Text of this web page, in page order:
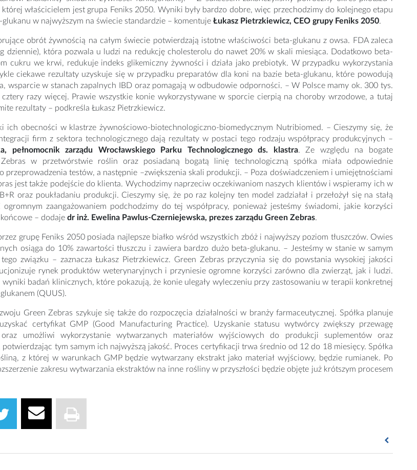
właścicielem jest grupa Feniks 2050. Wyniki były bardzo dobre, więc przechodzimy do kolejnego etapu
w najwyższym na świecie standardzie – komentuje Łukasz Pietrzkiewicz, CEO grupy Feniks 2050.
obrót żywnością na całym świecie potwierdzają istotne właściwości beta-glukanu z owsa. FDA zaleca
dziennie), która pozwala u ludzi na redukcję cholesterolu do nawet 20% w skali miesiąca. Dodatkowo beta-
cukru we krwi, redukuje indeks glikemiczny żywności i działa jako prebiotyk. W przypadku wykorzystania
ciekawe rezultaty uzyskuje się w przypadku preparatów dla koni na bazie beta-glukanu, które powodują
wsparcie w stanach zapalnych IBD oraz pomagają w odbudowie odporności. – W Polsce mamy ok. 300 tys.
razy więcej. Prawie wszystkie konie wykorzystywane w sporcie cierpią na choroby wrzodowe, a tutaj
rezultaty – podkreśla Łukasz Pietrzkiewicz.
ich obecności w klastrze żywnościowo-biotechnologiczno-biomedycznym Nutribiomed. – Cieszymy się, że
firm z sektora technologicznego dają rezultaty w postaci tego rodzaju współpracy produkcyjnych –
pełnomocnik zarządu Wrocławskiego Parku Technologicznego ds. klastra. Ze względu na bogate
w przetwórstwie roślin oraz posiadaną bogatą linię technologiczną spółka miała odpowiednie
przeprowadzenia testów, a następnie –zwiększenia skali produkcji. – Poza doświadczeniem i umiejętnościami
jest także podejście do klienta. Wychodzimy naprzeciw oczekiwaniom naszych klientów i wspieramy ich w
oraz poukładaniu produkcji. Cieszymy się, że po raz kolejny ten model zadziałał i przełożył się na stałą
zaangażowaniem podchodzimy do tej współpracy, ponieważ jesteśmy świadomi, jakie korzyści
– dodaje dr inż. Ewelina Pawlus-Czerniejewska, prezes zarządu Green Zebras.
grupę Feniks 2050 posiada najlepsze białko wśród wszystkich zbóż i najwyższy poziom tłuszczów. Owies
osiąga do 10% zawartości tłuszczu i zawiera bardzo dużo beta-glukanu. – Jesteśmy w stanie w samym
związku – zaznacza Łukasz Pietrzkiewicz. Green Zebras przyczynia się do powstania wysokiej jakości
rynek produktów weterynaryjnych i przyniesie ogromne korzyści zarówno dla zwierząt, jak i ludzi.
badań klinicznych, które pokazują, że konie ulegały wyleczeniu przy zastosowaniu w terapii konkretnej
(QUUS).
Green Zebras szykuje się także do rozpoczęcia działalności w branży farmaceutycznej. Spółka planuje
certyfikat GMP (Good Manufacturing Practice). Uzyskanie statusu wytwórcy zwiększy przewagę
oraz umożliwi wykorzystanie wytwarzanych materiałów wyjściowych do produkcji suplementów oraz
tym samym ich najwyższą jakość. Proces certyfikacji trwa średnio od 12 do 18 miesięcy. Spółka
z której w warunkach GMP będzie wytwarzany ekstrakt jako materiał wyjściowy, będzie rumianek. Po
zakresu wytwarzania ekstraktów na inne rośliny w przyszłości będzie objęte już krótszym procesem